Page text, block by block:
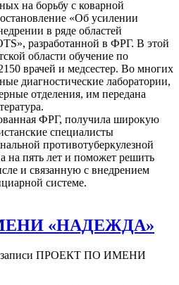
на борьбу с коварной
«Об усилении
в ряде областей
разработанной в ФРГ. В этой
области обучение по
врачей и медсестер. Во многих
диагностические лаборатории,
отделения, им передана
ФРГ, получила широкую
специалисты
противотуберкулезной
на пять лет и поможет решить
и связанную с внедрением
системе.
«НАДЕЖДА»
записи ПРОЕКТ ПО ИМЕНИ